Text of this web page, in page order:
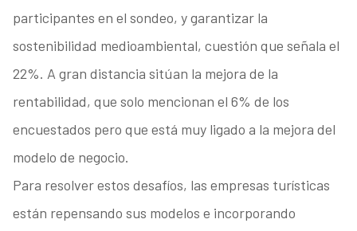
participantes en el sondeo, y garantizar la
sostenibilidad medioambiental, cuestión que señala el
22%. A gran distancia sitúan la mejora de la
rentabilidad, que solo mencionan el 6% de los
encuestados pero que está muy ligado a la mejora del
modelo de negocio.
Para resolver estos desafíos, las empresas turísticas
están repensando sus modelos e incorporando